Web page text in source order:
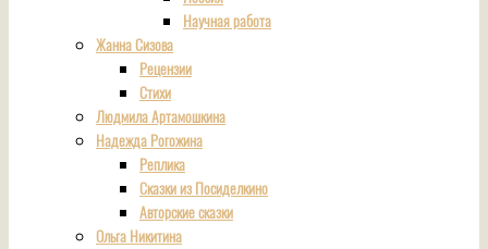
Научная работа
Жанна Сизова
Рецензии
Стихи
Людмила Артамошкина
Надежда Рогожина
Реплика
Сказки из Посиделкино
Авторские сказки
Ольга Никитина